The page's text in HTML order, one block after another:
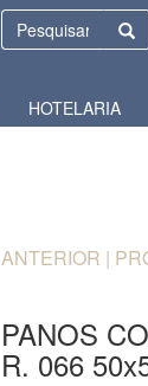
HOTELARIA
ANTERIOR |
PANOS
R. 066